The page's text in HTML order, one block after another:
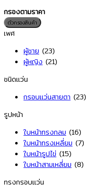
กรองตามราคา
ตัวกรองสินค้า
เพศ
ผู้ชาย (23)
ผู้หญิง (21)
ชนิดแว่น
กรอบแว่นสายตา (23)
รูปหน้า
ใบหน้าทรงกลม (16)
ใบหน้าทรงเหลี่ยม (7)
ใบหน้ารูปไข่ (15)
ใบหน้าสามเหลี่ยม (8)
ทรงกรอบแว่น